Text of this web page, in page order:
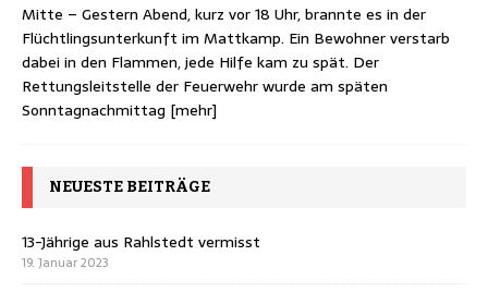
Mitte – Gestern Abend, kurz vor 18 Uhr, brannte es in der
Flüchtlingsunterkunft im Mattkamp. Ein Bewohner verstarb
dabei in den Flammen, jede Hilfe kam zu spät. Der
Rettungsleitstelle der Feuerwehr wurde am späten
Sonntagnachmittag [mehr]
NEUESTE BEITRÄGE
13-Jährige aus Rahlstedt vermisst
19. Januar 2023